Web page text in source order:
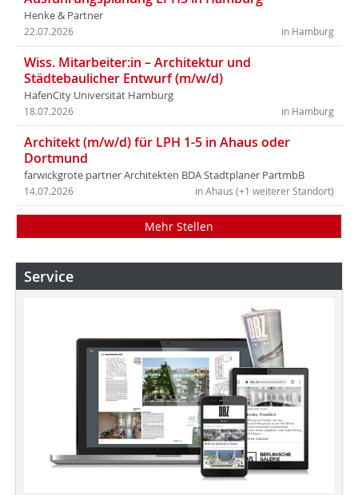
Henke & Partner
in Hamburg
22.07.2026
Wiss. Mitarbeiter:in – Architektur und
Städtebaulicher Entwurf (m/w/d)
HafenCity Universität Hamburg
in Hamburg
18.07.2026
Architekt (m/w/d) für LPH 1-5 in Ahaus oder
Dortmund
farwickgrote partner Architekten BDA Stadtplaner PartmbB
in Ahaus (+1 weiterer Standort)
14.07.2026
Mehr Stellen
Service